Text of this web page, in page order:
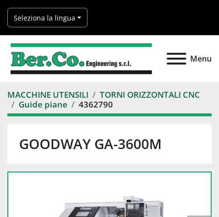
Seleziona la lingua
Menu
MACCHINE UTENSILI
TORNI ORIZZONTALI CNC
Guide piane
4362790
GOODWAY GA-3600M